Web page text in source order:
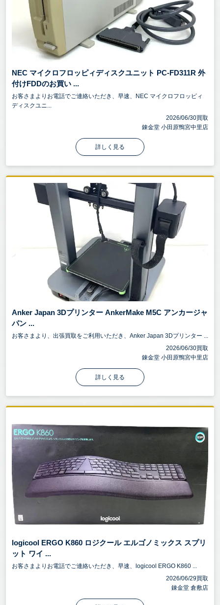
NEC マイクロフロッピィディスクユニット PC-FD311R 外
付けFDDのお買い ...
お客さまよりお電話でご連絡いただき、早速、NEC マイクロフロッピィ
ディスクユニ...
2026/06/30買取
錬金堂 小田原鴨宮中里店
詳しく見る
Anker Japan 3Dプリンター AnkerMake M5C アンカージャ
パン ...
お客さまより、出張買取をご利用いただき、Anker Japan 3Dプリンター ...
2026/06/30買取
錬金堂 小田原鴨宮中里店
詳しく見る
logicool ERGO K860 ロジクール エルゴノミックス スプリ
ット ワイ ...
お客さまよりお電話でご連絡いただき、早速、logicool ERGO K860 ...
2026/06/29買取
錬金堂 倉敷店